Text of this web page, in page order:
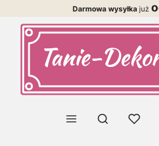
Darmowa wysyłkajuż
Otwórz